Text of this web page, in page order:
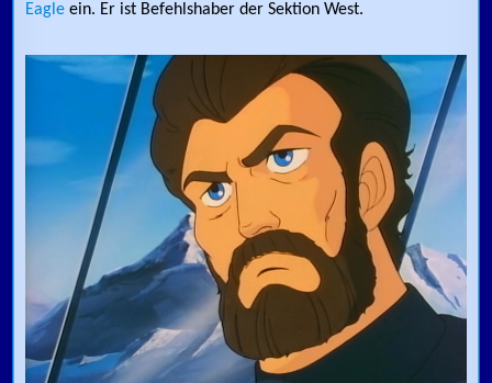
Eagle ein. Er ist Befehlshaber der Sektion West.